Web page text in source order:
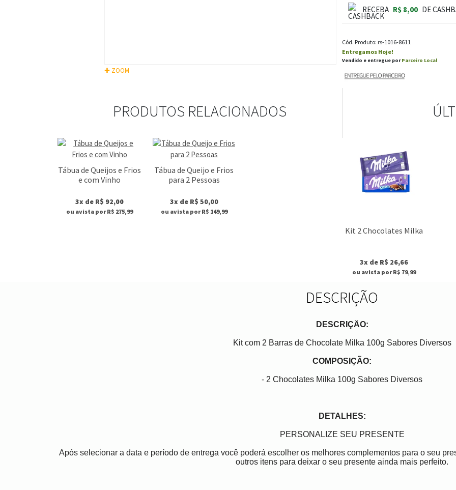
✚ ZOOM
RECEBA R$ 8,00 DE
Cód. Produto: rs-1016-8611
Entregamos Hoje!
Vendido e entregue porParceiro Local
PRODUTOS RELACIONADOS
Tábua de Queijos e Frios
e com Vinho
3x de R$ 92,00
ou avista por R$ 275,99
Tábua de Queijo e Frios
para 2 Pessoas
3x de R$ 50,00
ou avista por R$ 149,99
Kit 2 Chocolates Milka
3x de R$ 26,66
ou avista por R$ 79,99
DESCRIÇÃO
DESCRIÇÃO:
Kit com 2 Barras de Chocolate Milka 100g Sabores Diversos
COMPOSIÇÃO:
- 2 Chocolates Milka 100g Sabores Diversos
DETALHES:
PERSONALIZE SEU PRESENTE
Após selecionar a data e período de entrega você poderá escolher os melhores complementos para o seu
outros itens para deixar o seu presente ainda mais perfeito.